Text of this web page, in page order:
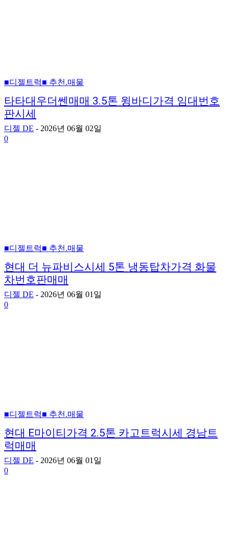
■디젤트럭■ 추천.매물
타타대우더쎈매매 3.5톤 윙바디가격 임대번호
판시세
디젤 DE - 2026년 06월 02일
0
■디젤트럭■ 추천.매물
현대 더 뉴파비스시세 5톤 냉동탑차가격 화물
차번호판매매
디젤 DE - 2026년 06월 01일
0
■디젤트럭■ 추천.매물
현대 E마이티가격 2.5톤 카고트럭시세 경남트
럭매매
디젤 DE - 2026년 06월 01일
0